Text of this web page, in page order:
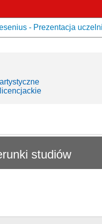
- Prezentacja uczelni
studiów